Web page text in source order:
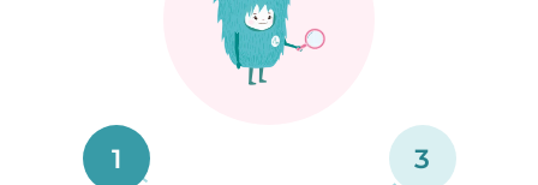
1 3